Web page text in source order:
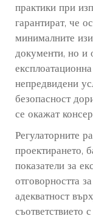
практики при
гарантират, че
минималните
документи, но и
непредвидени
безопасност
се окажат
Регулаторните
проектирането,
показатели за
отговорността
адекватност
съответствието